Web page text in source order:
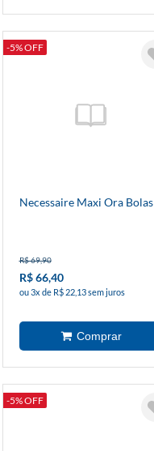
-5% OFF
Necessaire Maxi Ora Bolas
R$ 69,90
R$ 66,40
ou 3x de R$ 22,13 sem juros
-5% OFF